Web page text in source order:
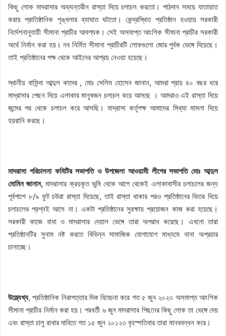
কিছু লোক মাদরাসার অভ্যন্তরীন রাস্তা দিয়ে চলাচল করতো। পাঠদান সময়ে যাতায়াত
করায় প্রাতিষ্ঠানিক শৃঙ্খলার ব্যাঘাত ঘটতো। কেন্দ্রস্থিত প্রতিষ্ঠান হওয়ায় সরকারী
নির্দেশনানুযায়ী সীমানা প্রাচীর আবশ্যক। সেই অসমাপ্ত আংশিক সীমানা প্রাচীর সরকারী
অর্থে নির্মান করা হয়। নব নির্মিত সীমানা প্রাচীরটি লোকগুলো জোর পুর্বক ভেঙ্গে দিয়েছে।
তাই প্রতিষ্ঠানের পক্ষ থেকে আইনের আশ্রয় নেওয়া হয়েছে।
স্থানীয় বাসিন্দা আব্দুল কাদের , মোঃ সেলিম হোসেন জানান, আমরা প্রায় ৪০ বছর ধরে
মাদ্রাসার পেছন দিয়ে এলাকার মানুষজন চলাচল করে আসছে । আমরাও এই রাস্তা দিয়ে
জন্মের পর থেকে চলাচল করে আসছি। মাদ্রাসা কর্তৃপক্ষ আমাদের মিথ্যা মামলা দিয়ে
হয়রানি করছে।
মাদরাসা পরিচালনা কমিটির সভাপতি ও উপজেলা আওয়ামী লীগের সভাপতি মোঃ আব্দুল
মোমিন জানান, মাদরাসার ক্রয়কৃত ভুমি থেকে আগে থেকেই এলাকাবাসীর চলাচলের জন্য
পূর্বপাশে ৮/৯ ফুট চউরা রাস্তা দিয়েছে, তাই রাস্তা থাকার পরও প্রতিষ্ঠানের ভিতর দিয়ে
চলাচলের প্রশ্নই আসে না। একটা প্রতিষ্ঠানের সুরক্ষায় প্রয়োজন কাজ করা হয়েছে।
সরকারী কাজে বাধা ও মাদরাসার দেয়াল ভেঙ্গে তারা অপরাধ করেছে। এখনো তারা
প্রতিষ্ঠানটির সুনাম নষ্ট করতে বিভিন্ন সামাজিক যোগাযোগ মাধ্যমে নানা অপ্রচার
চালাচ্ছে।
উল্ল্যেখ্য, প্রতিষ্ঠানিক নিরাপত্তার দিক বিবেচনা করে গত ৫ জুন ২০২৩ অসমাপ্ত আংশিক
সীমানা প্রাচীর নির্মান করা হয়। পরবর্তী ৬ জুন মাদরাসার পিছনের কিছু লোক তা ভেঙ্গে দেয়
এবং রাস্তা চালু রাখার দাবিতে গত ১৫ জুন ২০১২৩ বৃহস্পতিবার তারা মানববন্ধন করে।